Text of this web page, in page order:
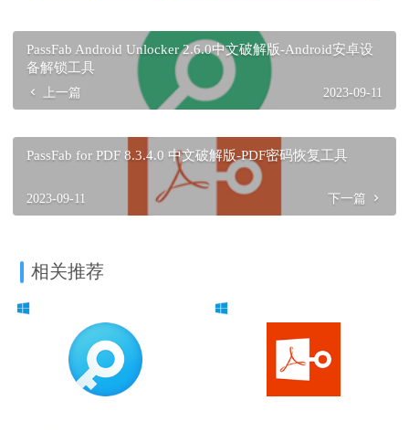
PassFab Android Unlocker 2.6.0中文破解版-Android安卓设
备解锁工具
上一篇 2023-09-11
PassFab for PDF 8.3.4.0 中文破解版-PDF密码恢复工具
2023-09-11 下一篇
相关推荐